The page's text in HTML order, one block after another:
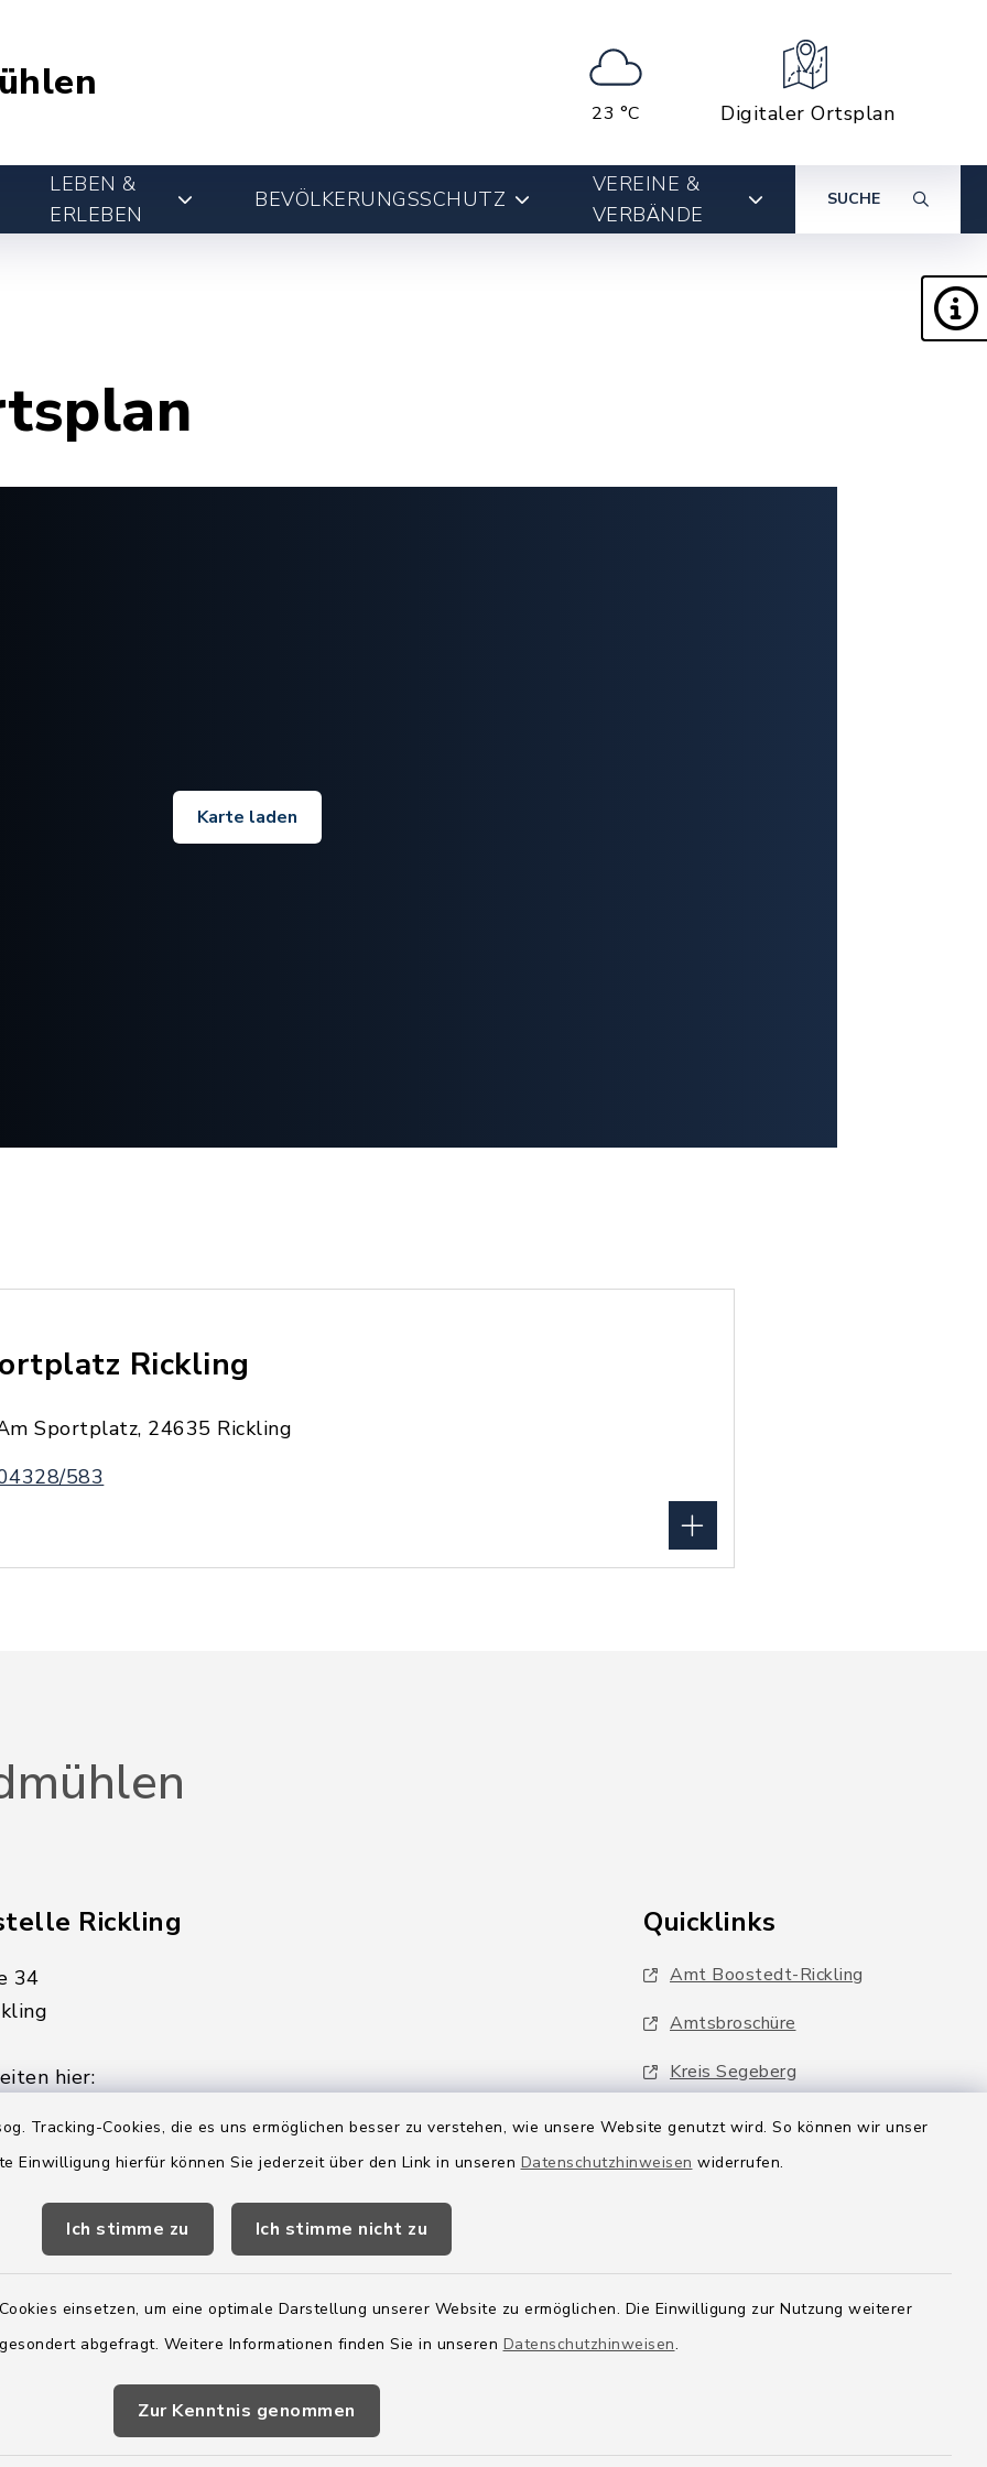
Tracking-Cookies, die es uns ermöglichen besser zu verstehen, wie unsere Website genutzt wird. So können wir unser
Einwilligung hierfür können Sie jederzeit über den Link in unseren Datenschutzhinweisen widerrufen.
Ich stimme zu Ich stimme nicht zu
einsetzen, um eine optimale Darstellung unserer Website zu ermöglichen. Die Einwilligung zur Nutzung weiterer
abgefragt. Weitere Informationen finden Sie in unseren Datenschutzhinweisen.
Zur Kenntnis genommen
23 °C Digitaler Ortsplan
LEBEN &
ERLEBEN
BEVÖLKERUNGSSCHUTZ
VEREINE &
VERBÄNDE
SUCHE
Karte laden
Rickling
Sportplatz, 24635 Rickling
583
Rickling
34
hier:
Uhr
am Donnerstag:
Uhr
179-0
- 179-44
boostedt-
Quicklinks
Amt Boostedt-Rickling
Amtsbroschüre
Kreis Segeberg
Wege-Zweckverband